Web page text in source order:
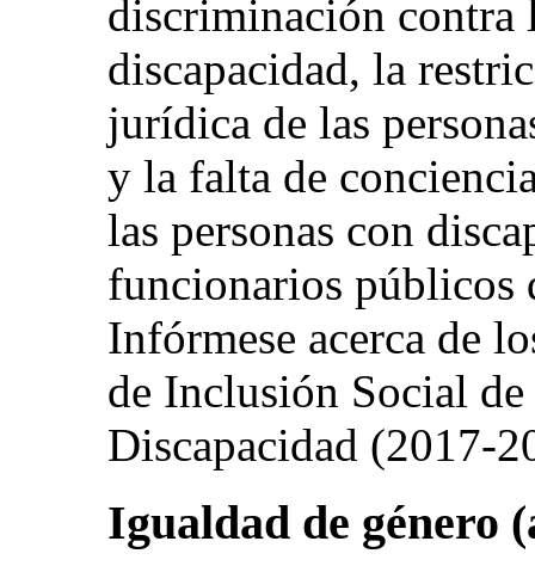
discriminación contra
discapacidad, la
jurídica de las
y la falta de
las personas con
funcionarios públicos
Infórmese acerca de
de Inclusión Social de
Discapacidad (2017-
Igualdad de género